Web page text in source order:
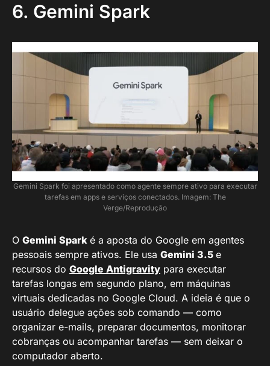
6. Gemini Spark
Gemini Spark foi apresentado como agente sempre ativo para executar
tarefas em apps e serviços conectados. Imagem: The
Verge/Reprodução
O Gemini Spark é a aposta do Google em agentes
pessoais sempre ativos. Ele usa Gemini 3.5 e
recursos do Google Antigravity para executar
tarefas longas em segundo plano, em máquinas
virtuais dedicadas no Google Cloud. A ideia é que o
usuário delegue ações sob comando — como
organizar e-mails, preparar documentos, monitorar
cobranças ou acompanhar tarefas — sem deixar o
computador aberto.